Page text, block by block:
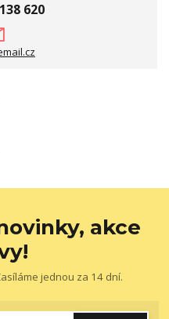
620
akce
jednou za 14 dní.